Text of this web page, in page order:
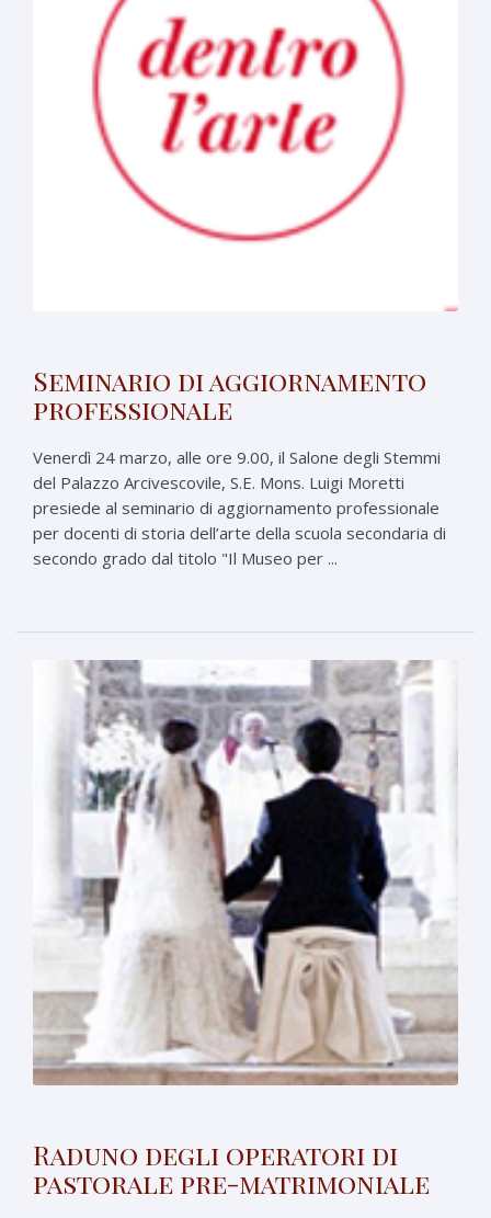
Seminario di aggiornamento
professionale
Venerdì 24 marzo, alle ore 9.00, il Salone degli Stemmi
del Palazzo Arcivescovile, S.E. Mons. Luigi Moretti
presiede al seminario di aggiornamento professionale
per docenti di storia dell’arte della scuola secondaria di
secondo grado dal titolo "Il Museo per ...
Raduno degli operatori di
pastorale pre-matrimoniale